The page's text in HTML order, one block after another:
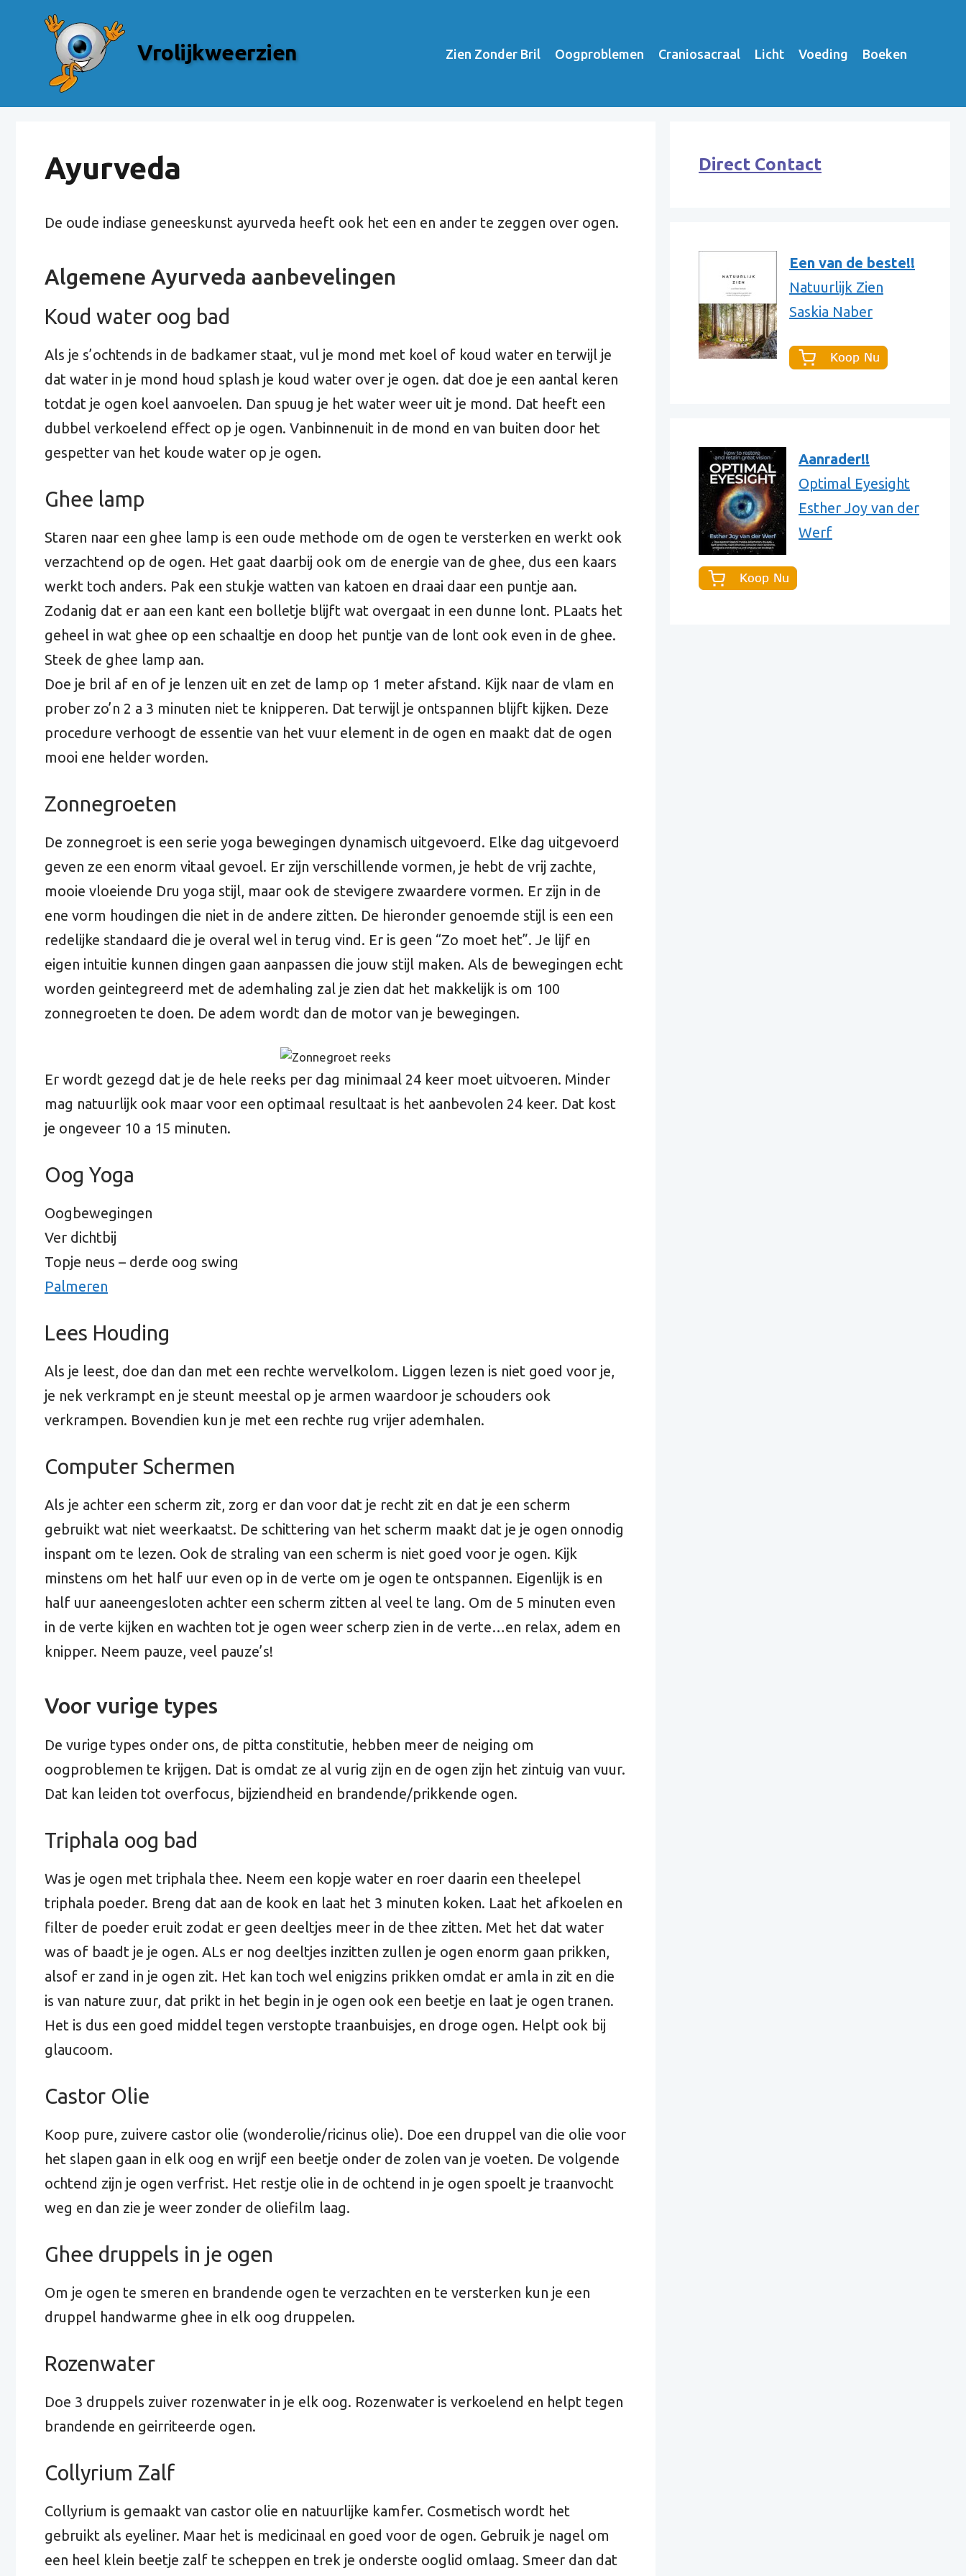
Vrolijkweerzien Zien Zonder Bril Oogproblemen Craniosacraal Licht Voeding Boeken
Ayurveda
De oude indiase geneeskunst ayurveda heeft ook het een en ander te zeggen over ogen.
Algemene Ayurveda aanbevelingen
Koud water oog bad
Als je s’ochtends in de badkamer staat, vul je mond met koel of koud water en terwijl je
dat water in je mond houd splash je koud water over je ogen. dat doe je een aantal keren
totdat je ogen koel aanvoelen. Dan spuug je het water weer uit je mond. Dat heeft een
dubbel verkoelend effect op je ogen. Vanbinnenuit in de mond en van buiten door het
gespetter van het koude water op je ogen.
Ghee lamp
Staren naar een ghee lamp is een oude methode om de ogen te versterken en werkt ook
verzachtend op de ogen. Het gaat daarbij ook om de energie van de ghee, dus een kaars
werkt toch anders. Pak een stukje watten van katoen en draai daar een puntje aan.
Zodanig dat er aan een kant een bolletje blijft wat overgaat in een dunne lont. PLaats het
geheel in wat ghee op een schaaltje en doop het puntje van de lont ook even in de ghee.
Steek de ghee lamp aan.
Doe je bril af en of je lenzen uit en zet de lamp op 1 meter afstand. Kijk naar de vlam en
prober zo’n 2 a 3 minuten niet te knipperen. Dat terwijl je ontspannen blijft kijken. Deze
procedure verhoogt de essentie van het vuur element in de ogen en maakt dat de ogen
mooi ene helder worden.
Zonnegroeten
De zonnegroet is een serie yoga bewegingen dynamisch uitgevoerd. Elke dag uitgevoerd
geven ze een enorm vitaal gevoel. Er zijn verschillende vormen, je hebt de vrij zachte,
mooie vloeiende Dru yoga stijl, maar ook de stevigere zwaardere vormen. Er zijn in de
ene vorm houdingen die niet in de andere zitten. De hieronder genoemde stijl is een een
redelijke standaard die je overal wel in terug vind. Er is geen “Zo moet het”. Je lijf en
eigen intuitie kunnen dingen gaan aanpassen die jouw stijl maken. Als de bewegingen echt
worden geintegreerd met de ademhaling zal je zien dat het makkelijk is om 100
zonnegroeten te doen. De adem wordt dan de motor van je bewegingen.
Er wordt gezegd dat je de hele reeks per dag minimaal 24 keer moet uitvoeren. Minder
mag natuurlijk ook maar voor een optimaal resultaat is het aanbevolen 24 keer. Dat kost
je ongeveer 10 a 15 minuten.
Oog Yoga
Oogbewegingen
Ver dichtbij
Topje neus – derde oog swing
Palmeren
Lees Houding
Als je leest, doe dan dan met een rechte wervelkolom. Liggen lezen is niet goed voor je,
je nek verkrampt en je steunt meestal op je armen waardoor je schouders ook
verkrampen. Bovendien kun je met een rechte rug vrijer ademhalen.
Computer Schermen
Als je achter een scherm zit, zorg er dan voor dat je recht zit en dat je een scherm
gebruikt wat niet weerkaatst. De schittering van het scherm maakt dat je je ogen onnodig
inspant om te lezen. Ook de straling van een scherm is niet goed voor je ogen. Kijk
minstens om het half uur even op in de verte om je ogen te ontspannen. Eigenlijk is en
half uur aaneengesloten achter een scherm zitten al veel te lang. Om de 5 minuten even
in de verte kijken en wachten tot je ogen weer scherp zien in de verte…en relax, adem en
knipper. Neem pauze, veel pauze’s!
Voor vurige types
De vurige types onder ons, de pitta constitutie, hebben meer de neiging om
oogproblemen te krijgen. Dat is omdat ze al vurig zijn en de ogen zijn het zintuig van vuur.
Dat kan leiden tot overfocus, bijziendheid en brandende/prikkende ogen.
Triphala oog bad
Was je ogen met triphala thee. Neem een kopje water en roer daarin een theelepel
triphala poeder. Breng dat aan de kook en laat het 3 minuten koken. Laat het afkoelen en
filter de poeder eruit zodat er geen deeltjes meer in de thee zitten. Met het dat water
was of baadt je je ogen. ALs er nog deeltjes inzitten zullen je ogen enorm gaan prikken,
alsof er zand in je ogen zit. Het kan toch wel enigzins prikken omdat er amla in zit en die
is van nature zuur, dat prikt in het begin in je ogen ook een beetje en laat je ogen tranen.
Het is dus een goed middel tegen verstopte traanbuisjes, en droge ogen. Helpt ook bij
glaucoom.
Castor Olie
Koop pure, zuivere castor olie (wonderolie/ricinus olie). Doe een druppel van die olie voor
het slapen gaan in elk oog en wrijf een beetje onder de zolen van je voeten. De volgende
ochtend zijn je ogen verfrist. Het restje olie in de ochtend in je ogen spoelt je traanvocht
weg en dan zie je weer zonder de oliefilm laag.
Ghee druppels in je ogen
Om je ogen te smeren en brandende ogen te verzachten en te versterken kun je een
druppel handwarme ghee in elk oog druppelen.
Rozenwater
Doe 3 druppels zuiver rozenwater in je elk oog. Rozenwater is verkoelend en helpt tegen
brandende en geirriteerde ogen.
Collyrium Zalf
Collyrium is gemaakt van castor olie en natuurlijke kamfer. Cosmetisch wordt het
gebruikt als eyeliner. Maar het is medicinaal en goed voor de ogen. Gebruik je nagel om
een heel klein beetje zalf te scheppen en trek je onderste ooglid omlaag. Smeer dan dat
Direct Contact
Een van de beste!!
Natuurlijk Zien
Saskia Naber
Aanrader!!
Optimal Eyesight
Esther Joy van der
Werf